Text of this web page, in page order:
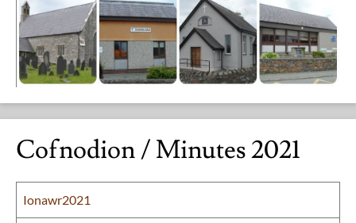
Cofnodion / Minutes 2021
Ionawr2021